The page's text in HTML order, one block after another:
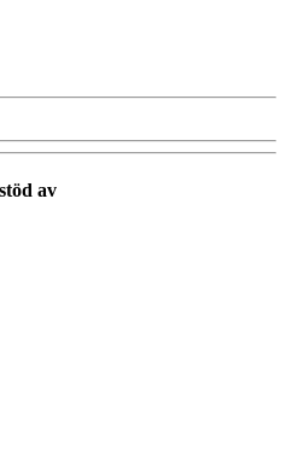
av